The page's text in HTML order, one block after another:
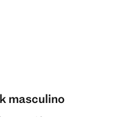
masculino